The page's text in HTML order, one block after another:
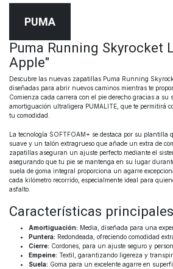
PUMA
Puma Running Skyrocket
Apple"
Descubre las nuevas zapatillas Puma Running
diseñadas para abrir nuevos caminos mientras te
Comienza cada carrera con el pie derecho gracias a su
amortiguación ultraligera PUMALITE, que te permitirá
tu comodidad.
La tecnología SOFTFOAM+ se destaca por su plantilla
suave y un talón extragrueso que añade un extra de
zapatillas aseguran un ajuste perfecto mediante el
asegurando que tu pie se mantenga en su lugar
suela de goma integral proporciona un agarre
cada kilómetro recorrido, especialmente ideal para
asfalto.
Características principales
Amortiguación: Media, diseñada para una
Puntera: Redondeada, ofreciendo comodidad
Cierre: Cordones, para un ajuste seguro y
Empeine: Textil, garantizando ligereza y
Suela: Goma para un excelente agarre en